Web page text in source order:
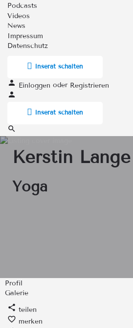
Podcasts
Videos
News
Impressum
Datenschutz
Inserat schalten
Einloggen oder Registrieren
Inserat schalten
Kerstin Lange
Yoga
Profil
Galerie
teilen
merken